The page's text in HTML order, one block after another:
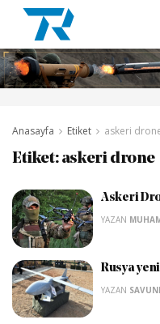
Anasayfa Etiket askeri
Etiket: askeri drone
Askeri
YAZAN
Rusya
YAZAN